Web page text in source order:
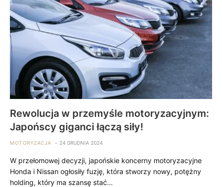
Rewolucja w przemyśle motoryzacyjnym:
Japońscy giganci łączą siły!
MOTORYZACJA 24 GRUDNIA 2024
W przełomowej decyzji, japońskie koncerny motoryzacyjne
Honda i Nissan ogłosiły fuzję, która stworzy nowy, potężny
holding, który ma szansę stać…